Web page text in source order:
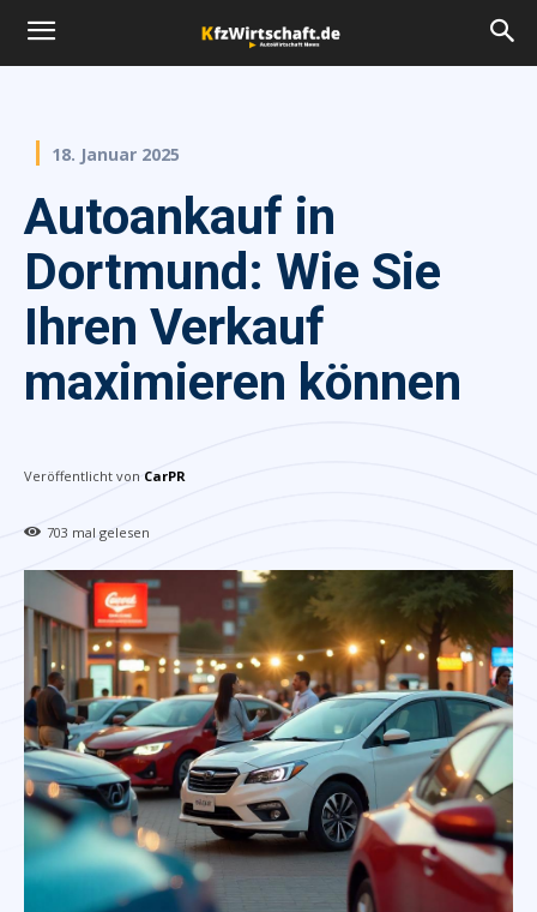
18. Januar 2025
Autoankauf in
Dortmund: Wie Sie
Ihren Verkauf
maximieren können
Veröffentlicht von CarPR
703 mal gelesen